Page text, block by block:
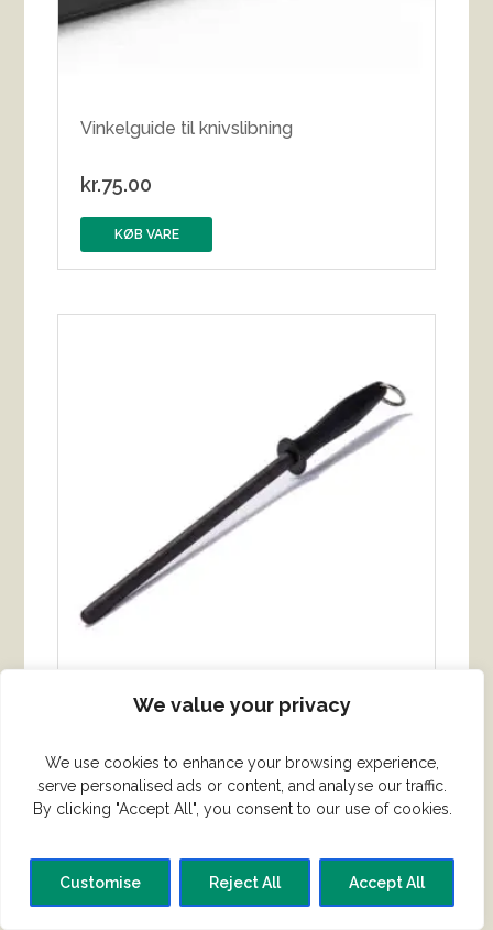
We value your privacy
We use cookies to enhance your browsing experience,
serve personalised ads or content, and analyse our traffic.
By clicking "Accept All", you consent to our use of cookies.
Customise Reject All Accept All
Vinkelguide til knivslibning
kr.75.00
KØB VARE
Keramisk strygestål – Glat overflade
285.00